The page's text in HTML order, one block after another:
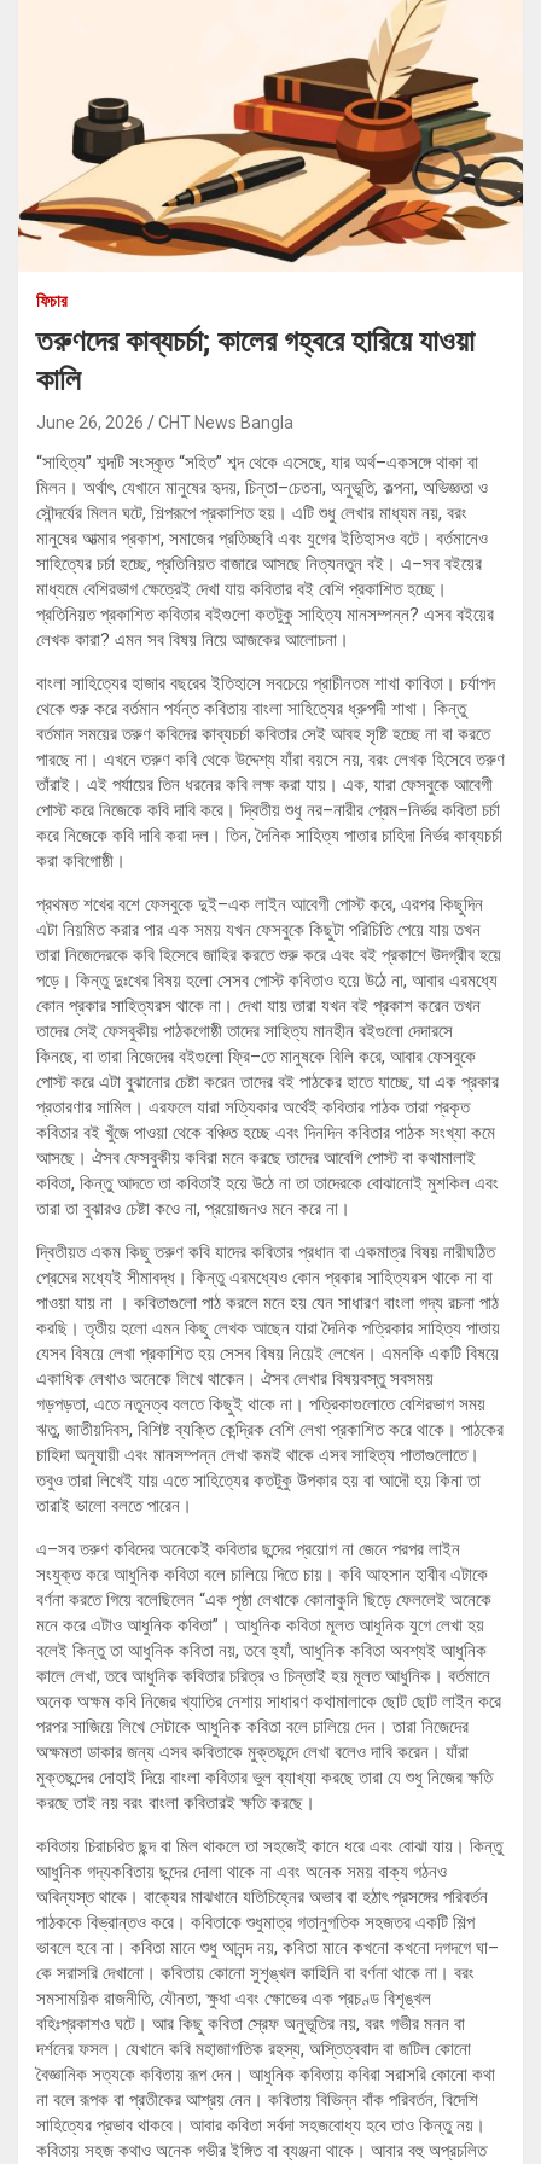
ফিচার
তরুণদের কাব্যচর্চা; কালের গহ্বরে হারিয়ে যাওয়া
কালি
June 26, 2026 CHT News Bangla
“সাহিত্য” শব্দটি সংস্কৃত “সহিত” শব্দ থেকে এসেছে, যার অর্থ–একসঙ্গে থাকা বা
মিলন। অর্থাৎ, যেখানে মানুষের হৃদয়, চিন্তা–চেতনা, অনুভূতি, কল্পনা, অভিজ্ঞতা ও
সৌন্দর্যের মিলন ঘটে, শিল্পরূপে প্রকাশিত হয়। এটি শুধু লেখার মাধ্যম নয়, বরং
মানুষের আত্মার প্রকাশ, সমাজের প্রতিচ্ছবি এবং যুগের ইতিহাসও বটে। বর্তমানেও
সাহিত্যের চর্চা হচ্ছে, প্রতিনিয়ত বাজারে আসছে নিত্যনতুন বই। এ–সব বইয়ের
মাধ্যমে বেশিরভাগ ক্ষেত্রেই দেখা যায় কবিতার বই বেশি প্রকাশিত হচ্ছে।
প্রতিনিয়ত প্রকাশিত কবিতার বইগুলো কতটুকু সাহিত্য মানসম্পন্ন? এসব বইয়ের
লেখক কারা? এমন সব বিষয় নিয়ে আজকের আলোচনা।
বাংলা সাহিত্যের হাজার বছরের ইতিহাসে সবচেয়ে প্রাচীনতম শাখা কাবিতা। চর্যাপদ
থেকে শুরু করে বর্তমান পর্যন্ত কবিতায় বাংলা সাহিত্যের ধ্রুপদী শাখা। কিন্তু
বর্তমান সময়ের তরুণ কবিদের কাব্যচর্চা কবিতার সেই আবহ সৃষ্টি হচ্ছে না বা করতে
পারছে না। এখনে তরুণ কবি থেকে উদ্দেশ্য যাঁরা বয়সে নয়, বরং লেখক হিসেবে তরুণ
তাঁরাই। এই পর্যায়ের তিন ধরনের কবি লক্ষ করা যায়। এক, যারা ফেসবুকে আবেগী
পোস্ট করে নিজেকে কবি দাবি করে। দ্বিতীয় শুধু নর–নারীর প্রেম–নির্ভর কবিতা চর্চা
করে নিজেকে কবি দাবি করা দল। তিন, দৈনিক সাহিত্য পাতার চাহিদা নির্ভর কাব্যচর্চা
করা কবিগোষ্ঠী।
প্রথমত শখের বশে ফেসবুকে দুই–এক লাইন আবেগী পোস্ট করে, এরপর কিছুদিন
এটা নিয়মিত করার পার এক সময় যখন ফেসবুকে কিছুটা পরিচিতি পেয়ে যায় তখন
তারা নিজেদেরকে কবি হিসেবে জাহির করতে শুরু করে এবং বই প্রকাশে উদগ্রীব হয়ে
পড়ে। কিন্তু দুঃখের বিষয় হলো সেসব পোস্ট কবিতাও হয়ে উঠে না, আবার এরমধ্যে
কোন প্রকার সাহিত্যরস থাকে না। দেখা যায় তারা যখন বই প্রকাশ করেন তখন
তাদের সেই ফেসবুকীয় পাঠকগোষ্ঠী তাদের সাহিত্য মানহীন বইগুলো দেদারসে
কিনছে, বা তারা নিজেদের বইগুলো ফ্রি–তে মানুষকে বিলি করে, আবার ফেসবুকে
পোস্ট করে এটা বুঝানোর চেষ্টা করেন তাদের বই পাঠকের হাতে যাচ্ছে, যা এক প্রকার
প্রতারণার সামিল। এরফলে যারা সত্যিকার অর্থেই কবিতার পাঠক তারা প্রকৃত
কবিতার বই খুঁজে পাওয়া থেকে বঞ্চিত হচ্ছে এবং দিনদিন কবিতার পাঠক সংখ্যা কমে
আসছে। ঐসব ফেসবুকীয় কবিরা মনে করছে তাদের আবেগি পোস্ট বা কথামালাই
কবিতা, কিন্তু আদতে তা কবিতাই হয়ে উঠে না তা তাদেরকে বোঝানোই মুশকিল এবং
তারা তা বুঝারও চেষ্টা কওে না, প্রয়োজনও মনে করে না।
দ্বিতীয়ত একম কিছু তরুণ কবি যাদের কবিতার প্রধান বা একমাত্র বিষয় নারীঘঠিত
প্রেমের মধ্যেই সীমাবদ্ধ। কিন্তু এরমধ্যেও কোন প্রকার সাহিত্যরস থাকে না বা
পাওয়া যায় না । কবিতাগুলো পাঠ করলে মনে হয় যেন সাধারণ বাংলা গদ্য রচনা পাঠ
করছি। তৃতীয় হলো এমন কিছু লেখক আছেন যারা দৈনিক পত্রিকার সাহিত্য পাতায়
যেসব বিষয়ে লেখা প্রকাশিত হয় সেসব বিষয় নিয়েই লেখেন। এমনকি একটি বিষয়ে
একাধিক লেখাও অনেকে লিখে থাকেন। ঐসব লেখার বিষয়বস্তু সবসময়
গড়পড়তা, এতে নতুনত্ব বলতে কিছুই থাকে না। পত্রিকাগুলোতে বেশিরভাগ সময়
ঋতু, জাতীয়দিবস, বিশিষ্ট ব্যক্তি কেন্দ্রিক বেশি লেখা প্রকাশিত করে থাকে। পাঠকের
চাহিদা অনুযায়ী এবং মানসম্পন্ন লেখা কমই থাকে এসব সাহিত্য পাতাগুলোতে।
তবুও তারা লিখেই যায় এতে সাহিত্যের কতটুকু উপকার হয় বা আদৌ হয় কিনা তা
তারাই ভালো বলতে পারেন।
এ–সব তরুণ কবিদের অনেকেই কবিতার ছন্দের প্রয়োগ না জেনে পরপর লাইন
সংযুক্ত করে আধুনিক কবিতা বলে চালিয়ে দিতে চায়। কবি আহসান হাবীব এটাকে
বর্ণনা করতে গিয়ে বলেছিলেন “এক পৃষ্ঠা লেখাকে কোনাকুনি ছিড়ে ফেললেই অনেকে
মনে করে এটাও আধুনিক কবিতা”। আধুনিক কবিতা মূলত আধুনিক যুগে লেখা হয়
বলেই কিন্তু তা আধুনিক কবিতা নয়, তবে হ্যাঁ, আধুনিক কবিতা অবশ্যই আধুনিক
কালে লেখা, তবে আধুনিক কবিতার চরিত্র ও চিন্তাই হয় মূলত আধুনিক। বর্তমানে
অনেক অক্ষম কবি নিজের খ্যাতির নেশায় সাধারণ কথামালাকে ছোট ছোট লাইন করে
পরপর সাজিয়ে লিখে সেটাকে আধুনিক কবিতা বলে চালিয়ে দেন। তারা নিজেদের
অক্ষমতা ডাকার জন্য এসব কবিতাকে মুক্তছন্দে লেখা বলেও দাবি করেন। যাঁরা
মুক্তছন্দের দোহাই দিয়ে বাংলা কবিতার ভুল ব্যাখ্যা করছে তারা যে শুধু নিজের ক্ষতি
করছে তাই নয় বরং বাংলা কবিতারই ক্ষতি করছে।
কবিতায় চিরাচরিত ছন্দ বা মিল থাকলে তা সহজেই কানে ধরে এবং বোঝা যায়। কিন্তু
আধুনিক গদ্যকবিতায় ছন্দের দোলা থাকে না এবং অনেক সময় বাক্য গঠনও
অবিন্যস্ত থাকে। বাক্যের মাঝখানে যতিচিহ্নের অভাব বা হঠাৎ প্রসঙ্গের পরিবর্তন
পাঠককে বিভ্রান্তও করে। কবিতাকে শুধুমাত্র গতানুগতিক সহজতর একটি শিল্প
ভাবলে হবে না। কবিতা মানে শুধু আনন্দ নয়, কবিতা মানে কখনো কখনো দগদগে ঘা–
কে সরাসরি দেখানো। কবিতায় কোনো সুশৃঙ্খল কাহিনি বা বর্ণনা থাকে না। বরং
সমসাময়িক রাজনীতি, যৌনতা, ক্ষুধা এবং ক্ষোভের এক প্রচণ্ড বিশৃঙ্খল
বহিঃপ্রকাশও ঘটে। আর কিছু কবিতা স্রেফ অনুভূতির নয়, বরং গভীর মনন বা
দর্শনের ফসল। যেখানে কবি মহাজাগতিক রহস্য, অস্তিত্ববাদ বা জটিল কোনো
বৈজ্ঞানিক সত্যকে কবিতায় রূপ দেন। আধুনিক কবিতায় কবিরা সরাসরি কোনো কথা
না বলে রূপক বা প্রতীকের আশ্রয় নেন। কবিতায় বিভিন্ন বাঁক পরিবর্তন, বিদেশি
সাহিত্যের প্রভাব থাকবে। আবার কবিতা সর্বদা সহজবোধ্য হবে তাও কিন্তু নয়।
কবিতায় সহজ কথাও অনেক গভীর ইঙ্গিত বা ব্যঞ্জনা থাকে। আবার বহু অপ্রচলিত